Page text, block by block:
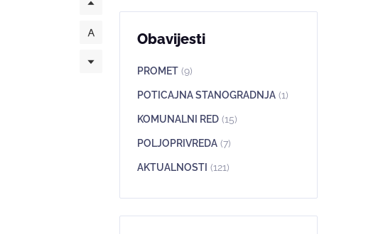
Obavijesti
PROMET (9)
POTICAJNA STANOGRADNJA (1)
KOMUNALNI RED (15)
POLJOPRIVREDA (7)
AKTUALNOSTI (121)